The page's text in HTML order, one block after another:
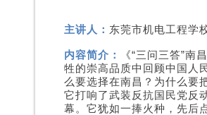
主讲人： 东莞市机电工程学
内容简介：
《“三问三答”
牲的崇高品质中回顾中国人
么要选择在南昌？为什么要
它打响了武装反抗国民党反
幕。它犹如一捧火种，先后